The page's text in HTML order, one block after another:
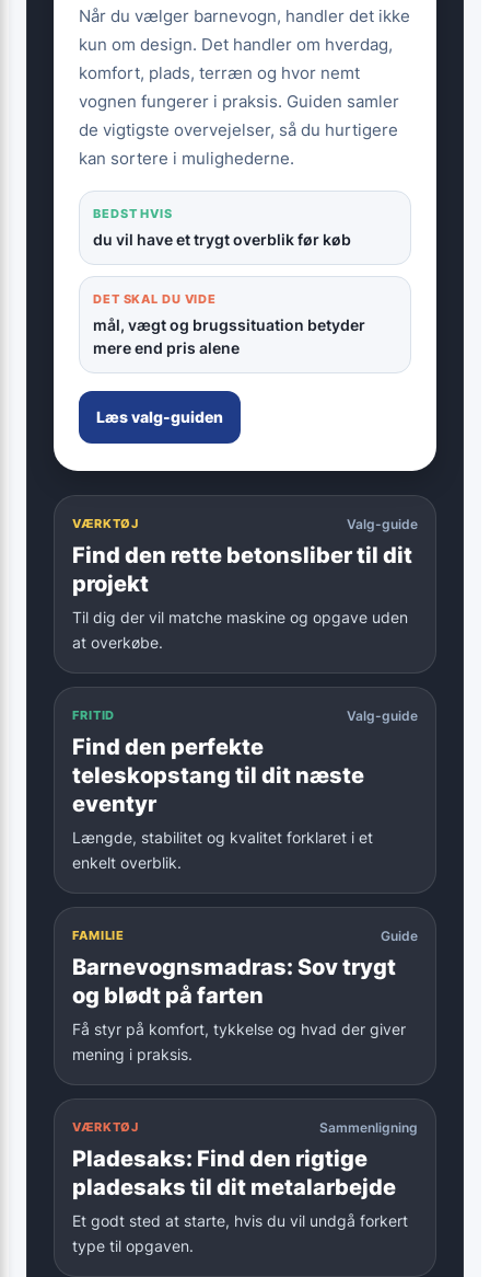
Når du vælger barnevogn, handler det ikke
kun om design. Det handler om hverdag,
komfort, plads, terræn og hvor nemt
vognen fungerer i praksis. Guiden samler
de vigtigste overvejelser, så du hurtigere
kan sortere i mulighederne.
BEDST HVIS
du vil have et trygt overblik før køb
DET SKAL DU VIDE
mål, vægt og brugssituation betyder
mere end pris alene
Læs valg-guiden
VÆRKTØJ Valg-guide
Find den rette betonsliber til dit
projekt
Til dig der vil matche maskine og opgave uden
at overkøbe.
FRITID Valg-guide
Find den perfekte
teleskopstang til dit næste
eventyr
Længde, stabilitet og kvalitet forklaret i et
enkelt overblik.
FAMILIE Guide
Barnevognsmadras: Sov trygt
og blødt på farten
Få styr på komfort, tykkelse og hvad der giver
mening i praksis.
VÆRKTØJ Sammenligning
Pladesaks: Find den rigtige
pladesaks til dit metalarbejde
Et godt sted at starte, hvis du vil undgå forkert
type til opgaven.